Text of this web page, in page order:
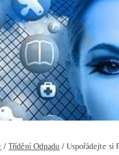
/ Třídění Odpadu / Uspořádejte si